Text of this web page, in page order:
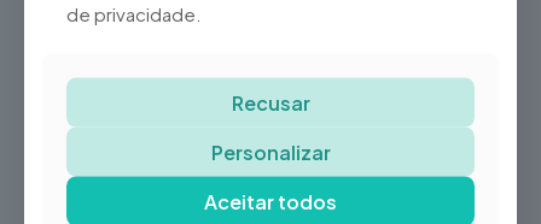
Produtos Relacionados
Recondicionado
-30%
de privacidade.
Recusar
Personalizar
Aceitar todos